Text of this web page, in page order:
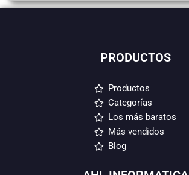
PRODUCTOS
Productos
Categorías
Los más baratos
Más vendidos
Blog